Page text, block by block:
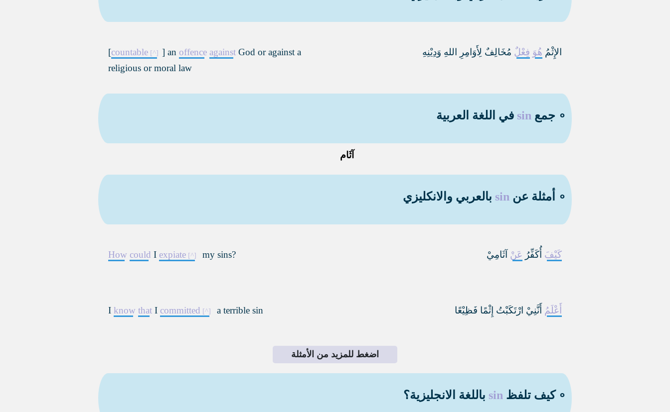
الإِثْمُ هُوَ فِعْلٌ مُخَالِفٌ لِأَوَامِرِ اللهِ وَدِيْنِهِ [countable ] an offence against God or against a
religious or moral law
∘ جمع sin في اللغة العربية
آثَام
∘ أمثلة عن sin بالعربي والانكليزي
كَيْفَ أُكَفِّرُ عَنْ آثَامِيْ How could I expiate my sins?
أَعْلَمُ أَنَّنِيْ ارْتَكَبْتُ إِثْمًا فَظِيْعًا I know that I committed a terrible sin
اضغط للمزيد من الأمثلة
∘ كيف تلفظ sin باللغة الانجليزية؟